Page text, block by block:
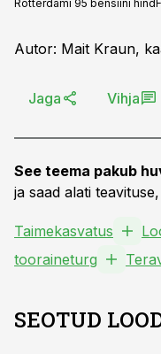
Rotterdami 95 bensiini hind
Autor: Mait Kraun,
Jaga Vihja
See teema pakub
ja saad alati
Taimekasvatus
tooraineturg
SEOTUD